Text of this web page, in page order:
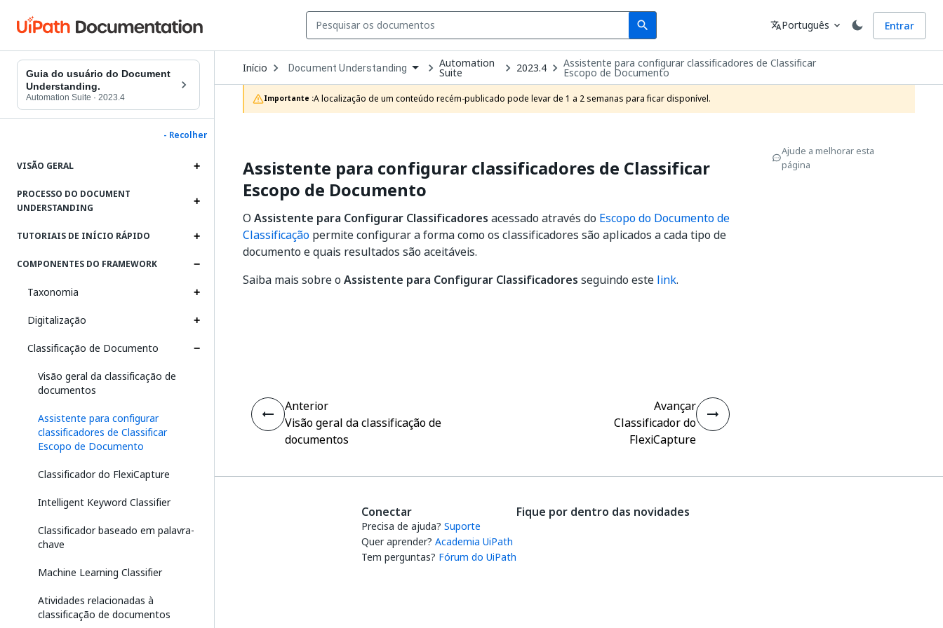
search
Search Idioma
translatePortuguês expand_more Entrar
Guia do usuário do Document
Understanding.
Automation Suite · 2023.4
- Recolher
VISÃO GERAL
PROCESSO DO DOCUMENT
UNDERSTANDING
TUTORIAIS DE INÍCIO RÁPIDO
COMPONENTES DO FRAMEWORK
Taxonomia
Digitalização
Classificação de Documento
Visão geral da classificação de
documentos
Assistente para configurar
classificadores de Classificar
Escopo de Documento
Classificador do FlexiCapture
Intelligent Keyword Classifier
Classificador baseado em palavra-
chave
Machine Learning Classifier
Atividades relacionadas à
classificação de documentos
Início Open
Dropdown
to
choose
product
Document Understanding Automation
Suite 2023.4 Assistente para configurar classificadores de Classificar
Escopo de Documento
Importante :A localização de um conteúdo recém-publicado pode levar de 1 a 2 semanas para ficar disponível.
Assistente para configurar classificadores de Classificar
Escopo de Documento
O Assistente para Configurar Classificadores acessado através do Escopo do Documento de
Classificação permite configurar a forma como os classificadores são aplicados a cada tipo de
documento e quais resultados são aceitáveis.
Saiba mais sobre o Assistente para Configurar Classificadores seguindo este link.
Ajude a melhorar esta
página
Anterior
Visão geral da classificação de
documentos
Avançar
Classificador do
FlexiCapture
Conectar
Precisa de ajuda? Suporte
Quer aprender? Academia UiPath
Tem perguntas? Fórum do UiPath
Fique por dentro das novidades